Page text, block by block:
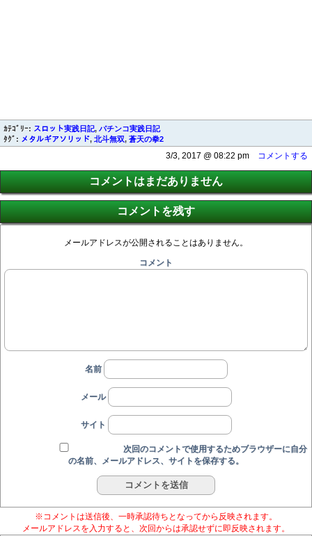
ｶﾃｺﾞﾘｰ: スロット実践日記, パチンコ実践日記
ﾀｸﾞ: メタルギアソリッド, 北斗無双, 蒼天の拳2
3/3, 2017 @ 08:22 pm コメントする
コメントはまだありません
コメントを残す
メールアドレスが公開されることはありません。
コメント
名前
メール
サイト
次回のコメントで使用するためブラウザーに自分
の名前、メールアドレス、サイトを保存する。
※コメントは送信後、一時承認待ちとなってから反映されます。
メールアドレスを入力すると、次回からは承認せずに即反映されます。